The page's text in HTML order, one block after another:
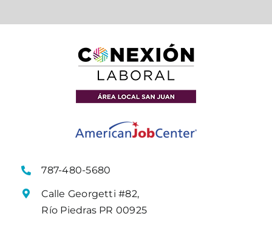
787-480-5680
Calle Georgetti #82,
Río Piedras PR 00925